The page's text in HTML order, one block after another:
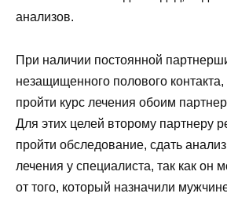
анализов.
При наличии постоянной
незащищенного полового
пройти курс лечения обоим
Для этих целей второму партнеру
пройти обследование, сдать
лечения у специалиста, так как он
от того, который назначили